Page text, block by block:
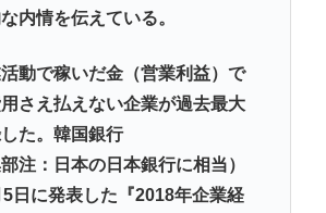
内情を伝えている。
活動で稼いだ金（営業利益）で
さえ払えない企業が過去最大
た。韓国銀行
部注：日本の日本銀行に相当）
日に発表した『2018年企業経